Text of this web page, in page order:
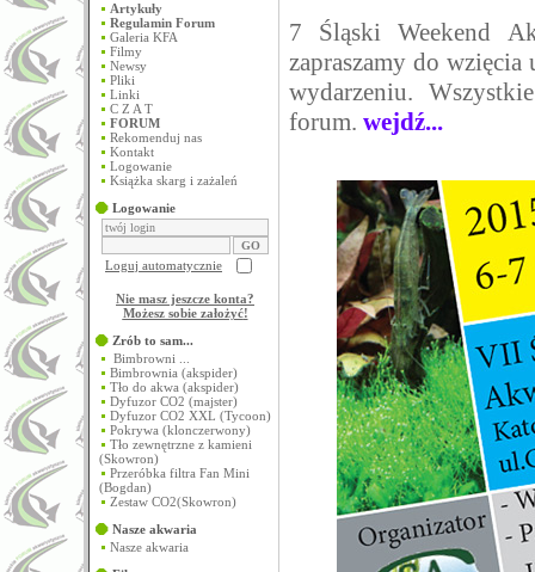
Artykuły
Regulamin Forum
Galeria KFA
Filmy
Newsy
Pliki
Linki
C Z A T
FORUM
Rekomenduj nas
Kontakt
Logowanie
Książka skarg i zażaleń
Logowanie
Loguj automatycznie
Nie masz jeszcze konta?
Możesz sobie założyć!
Zrób to sam...
Bimbrowni ...
Bimbrownia (akspider)
Tło do akwa (akspider)
Dyfuzor CO2 (majster)
Dyfuzor CO2 XXL (Tycoon)
Pokrywa (klonczerwony)
Tło zewnętrzne z kamieni
(Skowron)
Przeróbka filtra Fan Mini
(Bogdan)
Zestaw CO2(Skowron)
Nasze akwaria
Nasze akwaria
7 Śląski Weekend
zapraszamy do
wydarzeniu.
forum. wejdź...